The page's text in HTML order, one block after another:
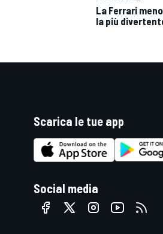
La Ferrari
la più
Scarica le tue app
Social media